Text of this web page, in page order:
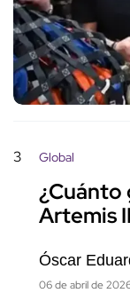
3 Global
¿Cuánto
Artemis
Óscar
06 de abril de